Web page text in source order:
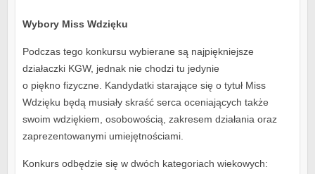
Wybory Miss Wdzięku
Podczas tego konkursu wybierane są najpiękniejsze
działaczki KGW, jednak nie chodzi tu jedynie
o piękno fizyczne. Kandydatki starające się o tytuł Miss
Wdzięku będą musiały skraść serca oceniających także
swoim wdziękiem, osobowością, zakresem działania oraz
zaprezentowanymi umiejętnościami.
Konkurs odbędzie się w dwóch kategoriach wiekowych: